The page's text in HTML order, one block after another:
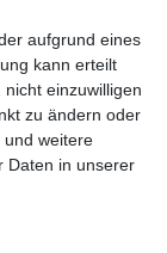
AGB
aufgrund eines
kann erteilt
einzuwilligen
zu ändern oder
und weitere
Daten in unserer